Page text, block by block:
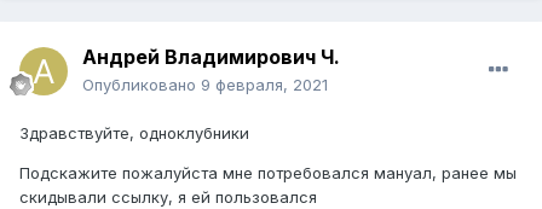
Андрей Владимирович Ч.
Опубликовано 9 февраля, 2021
Здравствуйте, одноклубники
Подскажите пожалуйста мне потребовался мануал, ранее мы
скидывали ссылку, я ей пользовался